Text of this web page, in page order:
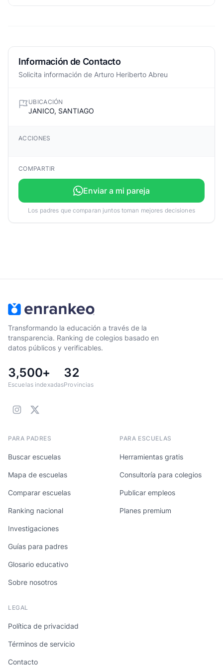
Información de Contacto
Solicita información de Arturo Heriberto Abreu
UBICACIÓN
JANICO, SANTIAGO
ACCIONES
COMPARTIR
Enviar a mi pareja
Los padres que comparan juntos toman mejores decisiones
Transformando la educación a través de la
transparencia. Ranking de colegios basado en
datos públicos y verificables.
3,500+
Escuelas indexadas
32
Provincias
PARA PADRES
Buscar escuelas
Mapa de escuelas
Comparar escuelas
Ranking nacional
Investigaciones
Guías para padres
Glosario educativo
Sobre nosotros
PARA ESCUELAS
Herramientas gratis
Consultoría para colegios
Publicar empleos
Planes premium
LEGAL
Política de privacidad
Términos de servicio
Contacto